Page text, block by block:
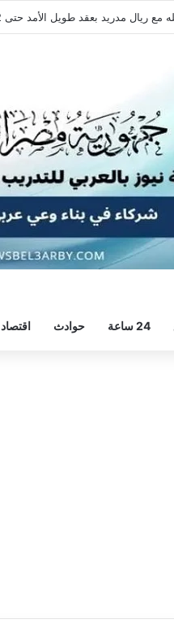
ريال مدريد بعقد طويل الأمد حتى 2032
24 ساعة حوادث اقتصاد